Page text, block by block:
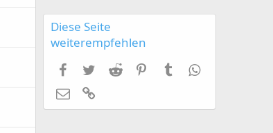
Diese Seite
weiterempfehlen
FacebookZwitschern
Reddit PinterestTumblrWhatsApp
E-Mail